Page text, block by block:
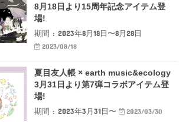
8月18日より15周年記念アイテム登
場!
期間 : 2023年8月18日〜8月28日
2023/08/18
夏目友人帳 × earth music&ecology
3月31日より第7弾コラボアイテム登
場!
期間 : 2023年3月31日〜
2023/03/30